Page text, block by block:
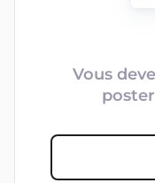
Vous